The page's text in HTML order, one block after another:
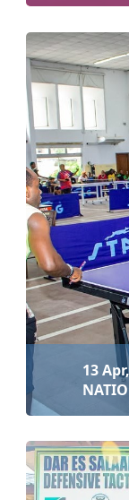
KIKAO KAZI
13